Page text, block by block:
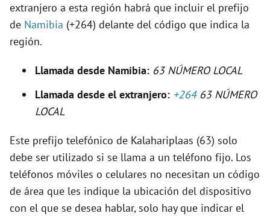
extranjero a esta región habrá que incluir el prefijo
de Namibia (+264) delante del código que indica la
región.
Llamada desde Namibia: 63 NÚMERO LOCAL
Llamada desde el extranjero: +26463 NÚMERO
LOCAL
Este prefijo telefónico de Kalahariplaas (63) solo
debe ser utilizado si se llama a un teléfono fijo. Los
teléfonos móviles o celulares no necesitan un código
de área que les indique la ubicación del dispositivo
con el que se desea hablar, solo hay que indicar el